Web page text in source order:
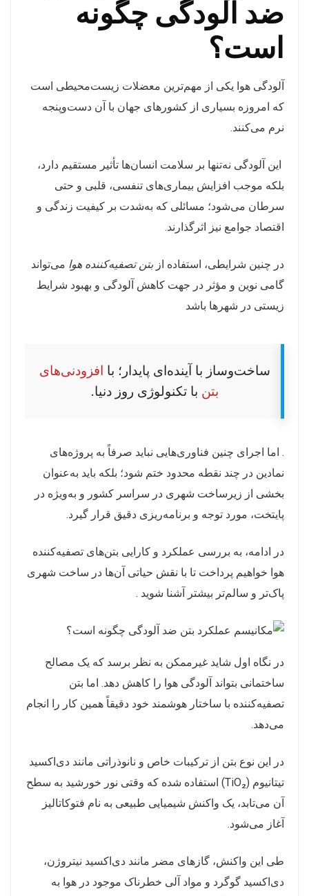
ضد آلودگی چگونه
است؟
آلودگی هوا یکی از مهم‌ترین معضلات زیست‌محیطی است
که امروزه بسیاری از کشورهای جهان با آن دست‌وپنجه
نرم می‌کنند.
این آلودگی نه‌تنها بر سلامت انسان‌ها تأثیر مستقیم دارد،
بلکه موجب افزایش بیماری‌های تنفسی، قلبی و حتی
سرطان می‌شود؛ مسائلی که به‌شدت بر کیفیت زندگی و
اقتصاد جوامع نیز اثرگذارند.
در چنین شرایطی، استفاده از بتن تصفیه‌کننده هوا می‌تواند
گامی نوین و مؤثر در جهت کاهش آلودگی و بهبود شرایط
زیستی در شهرها باشد
ساخت‌وساز با آینده‌ای پایدار؛ با افزودنی‌های
بتن با تکنولوژی روز دنیا.
. اما اجرای چنین فناوری‌هایی نباید صرفاً به پروژه‌های
نمادین در چند نقطه محدود ختم شود؛ بلکه باید به‌عنوان
بخشی از زیرساخت شهری در سراسر کشور و به‌ویژه در
پایتخت، مورد توجه و برنامه‌ریزی دقیق قرار گیرد.
در ادامه، به بررسی عملکرد و کارایی بتن‌های تصفیه‌کننده
هوا خواهیم پرداخت تا با نقش حیاتی آن‌ها در ساخت شهری
پاک‌تر و سالم‌تر بیشتر آشنا شوید .
در نگاه اول شاید غیرممکن به نظر برسد که یک مصالح
ساختمانی بتواند آلودگی هوا را کاهش دهد. اما بتن
تصفیه‌کننده با ساختار هوشمند خود دقیقاً همین کار را انجام
می‌دهد.
در این نوع بتن از ترکیبات خاص و نانوذراتی مانند دی‌اکسید
تیتانیوم (TiO₂) استفاده شده که وقتی نور خورشید به سطح
آن می‌تابد، یک واکنش شیمیایی طبیعی به نام فتوکاتالیز
آغاز می‌شود.
طی این واکنش، گازهای مضر مانند دی‌اکسید نیتروژن،
دی‌اکسید گوگرد و مواد آلی خطرناک موجود در هوا به